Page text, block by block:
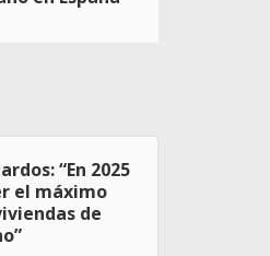
“En 2025
el máximo
de